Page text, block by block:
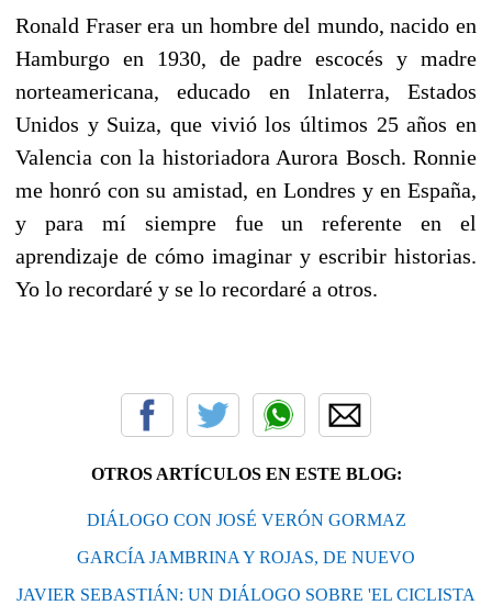
Ronald Fraser era un hombre del mundo, nacido en
Hamburgo en 1930, de padre escocés y madre
norteamericana, educado en Inlaterra, Estados
Unidos y Suiza, que vivió los últimos 25 años en
Valencia con la historiadora Aurora Bosch. Ronnie
me honró con su amistad, en Londres y en España,
y para mí siempre fue un referente en el
aprendizaje de cómo imaginar y escribir historias.
Yo lo recordaré y se lo recordaré a otros.
OTROS ARTÍCULOS EN ESTE BLOG:
DIÁLOGO CON JOSÉ VERÓN GORMAZ
GARCÍA JAMBRINA Y ROJAS, DE NUEVO
JAVIER SEBASTIÁN: UN DIÁLOGO SOBRE 'EL CICLISTA